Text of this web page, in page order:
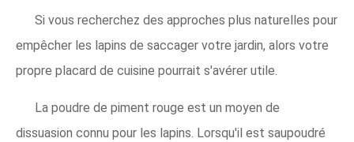
Si vous recherchez des approches plus naturelles pour
empêcher les lapins de saccager votre jardin, alors votre
propre placard de cuisine pourrait s'avérer utile.
La poudre de piment rouge est un moyen de
dissuasion connu pour les lapins. Lorsqu'il est saupoudré